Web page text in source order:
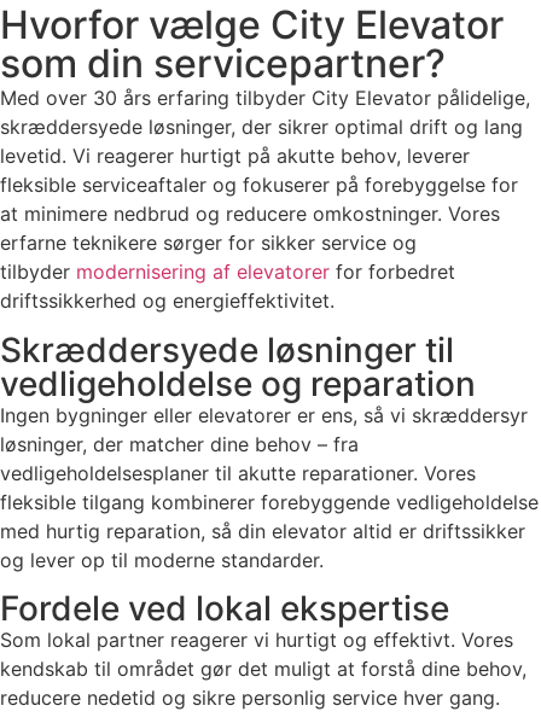
Hvorfor vælge City Elevator
som din servicepartner?
Med over 30 års erfaring tilbyder City Elevator pålidelige,
skræddersyede løsninger, der sikrer optimal drift og lang
levetid. Vi reagerer hurtigt på akutte behov, leverer
fleksible serviceaftaler og fokuserer på forebyggelse for
at minimere nedbrud og reducere omkostninger. Vores
erfarne teknikere sørger for sikker service og
tilbyder modernisering af elevatorer for forbedret
driftssikkerhed og energieffektivitet.
Skræddersyede løsninger til
vedligeholdelse og reparation
Ingen bygninger eller elevatorer er ens, så vi skræddersyr
løsninger, der matcher dine behov – fra
vedligeholdelsesplaner til akutte reparationer. Vores
fleksible tilgang kombinerer forebyggende vedligeholdelse
med hurtig reparation, så din elevator altid er driftssikker
og lever op til moderne standarder.
Fordele ved lokal ekspertise
Som lokal partner reagerer vi hurtigt og effektivt. Vores
kendskab til området gør det muligt at forstå dine behov,
reducere nedetid og sikre personlig service hver gang.